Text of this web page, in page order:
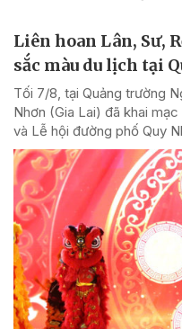
Liên hoan Lân, Sư,
sắc màu du lịch tại
Tối 7/8, tại Quảng trường
Nhơn (Gia Lai) đã khai
và Lễ hội đường phố Quy